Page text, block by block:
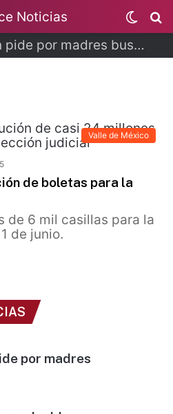
Cardenal Parolin pide por madres buscadoras
Switch
skin
Valle de México
de boletas para la
de 6 mil casillas para la
de junio.
por madres